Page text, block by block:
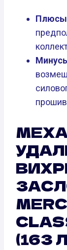
(163